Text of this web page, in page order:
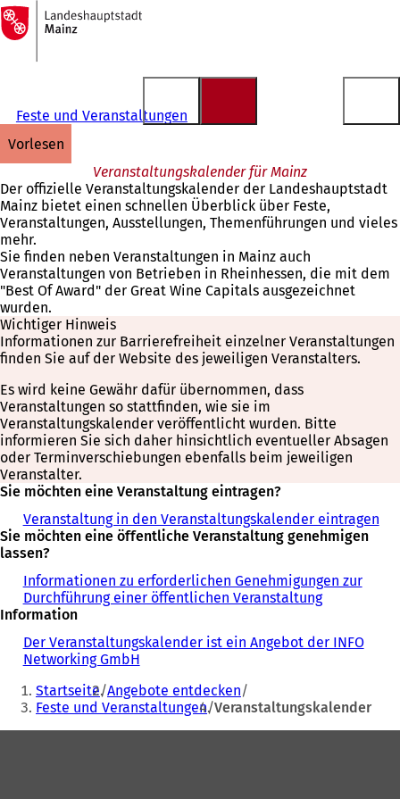
Inhalt anspringen
Zur
Startseite
Feste und Veranstaltungen
vorlesen
Veranstaltungskalender für Mainz
Der offizielle Veranstaltungskalender der Landeshauptstadt
Mainz bietet einen schnellen Überblick über Feste,
Veranstaltungen, Ausstellungen, Themenführungen und vieles
mehr.
Sie finden neben Veranstaltungen in Mainz auch
Veranstaltungen von Betrieben in Rheinhessen, die mit dem
"Best Of Award" der Great Wine Capitals ausgezeichnet
wurden.
Wichtiger Hinweis
Informationen zur Barrierefreiheit einzelner Veranstaltungen
finden Sie auf der Website des jeweiligen Veranstalters.
Es wird keine Gewähr dafür übernommen, dass
Veranstaltungen so stattfinden, wie sie im
Veranstaltungskalender veröffentlicht wurden. Bitte
informieren Sie sich daher hinsichtlich eventueller Absagen
oder Terminverschiebungen ebenfalls beim jeweiligen
Veranstalter.
Sie möchten eine Veranstaltung eintragen?
Veranstaltung in den Veranstaltungskalender eintragen
Sie möchten eine öffentliche Veranstaltung genehmigen
lassen?
Informationen zu erforderlichen Genehmigungen zur
Durchführung einer öffentlichen Veranstaltung
Information
Der Veranstaltungskalender ist ein Angebot der INFO
Networking GmbH
Sie
befinden
sich
Startseite Angebote entdecken
Feste und Veranstaltungen Veranstaltungskalender